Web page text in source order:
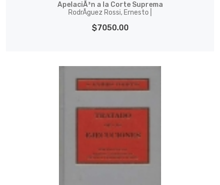
ApelaciÃ³n a la Corte Suprema
RodrÃ­guez Rossi, Ernesto |
$7050.00